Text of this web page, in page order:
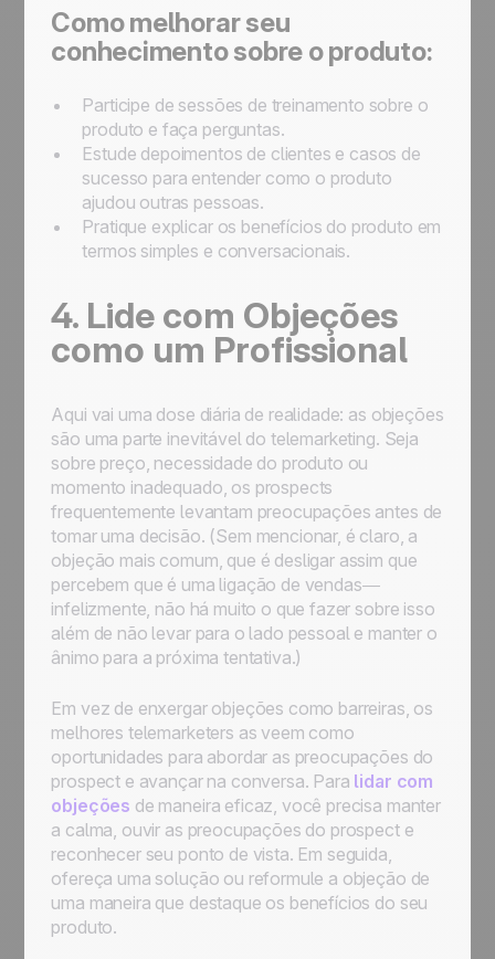
Como melhorar seu
conhecimento sobre o produto:
Participe de sessões de treinamento sobre o
produto e faça perguntas.
Estude depoimentos de clientes e casos de
sucesso para entender como o produto
ajudou outras pessoas.
Pratique explicar os benefícios do produto em
termos simples e conversacionais.
4. Lide com Objeções
como um Profissional
Aqui vai uma dose diária de realidade: as objeções
são uma parte inevitável do telemarketing. Seja
sobre preço, necessidade do produto ou
momento inadequado, os prospects
frequentemente levantam preocupações antes de
tomar uma decisão. (Sem mencionar, é claro, a
objeção mais comum, que é desligar assim que
percebem que é uma ligação de vendas—
infelizmente, não há muito o que fazer sobre isso
além de não levar para o lado pessoal e manter o
ânimo para a próxima tentativa.)
Em vez de enxergar objeções como barreiras, os
melhores telemarketers as veem como
oportunidades para abordar as preocupações do
prospect e avançar na conversa. Para lidar com
objeções de maneira eficaz, você precisa manter
a calma, ouvir as preocupações do prospect e
reconhecer seu ponto de vista. Em seguida,
ofereça uma solução ou reformule a objeção de
uma maneira que destaque os benefícios do seu
produto.